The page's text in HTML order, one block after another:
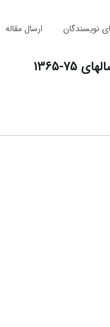
نویسندگان ارسال مقاله
1365